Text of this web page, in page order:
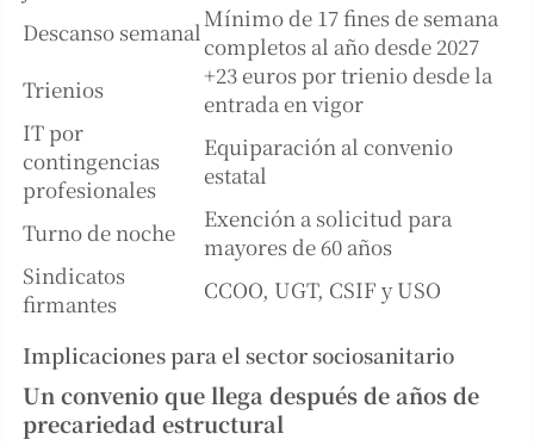
Descanso semanal Mínimo de 17 fines de semana
completos al año desde 2027
Trienios
+23 euros por trienio desde la
entrada en vigor
IT por
contingencias
profesionales
Equiparación al convenio
estatal
Turno de noche
Exención a solicitud para
mayores de 60 años
Sindicatos
firmantes
CCOO, UGT, CSIF y USO
Implicaciones para el sector sociosanitario
Un convenio que llega después de años de
precariedad estructural